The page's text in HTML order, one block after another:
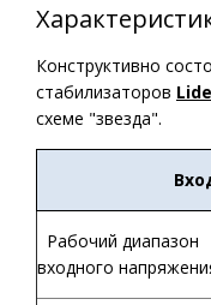
Конструктивно
стабилизаторов
схеме "звезда".
Рабочий диапазон
входного